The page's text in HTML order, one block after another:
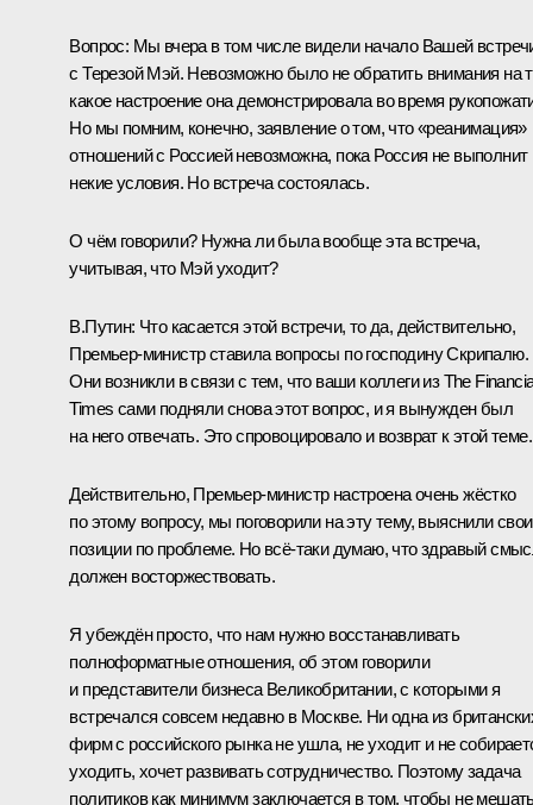
Вопрос: Мы вчера в том числе видели начало Вашей
сТерезой Мэй. Невозможно было не обратить внимания на
какое настроение она демонстрировала во время
Но мы помним, конечно, заявление о том, что «реанимация»
отношений с Россией невозможна, пока Россия не выполнит
некие условия. Но встреча состоялась.
О чём говорили? Нужна ли была вообще эта встреча,
учитывая, что Мэй уходит?
В.Путин: Что касается этой встречи, то да, действительно,
Премьер‑министр ставила вопросы по господину Скрипалю.
Они возникли в связи с тем, что ваши коллеги из The
Times сами подняли снова этот вопрос, и я вынужден был
на него отвечать. Это спровоцировало и возврат к этой теме.
Действительно, Премьер‑министр настроена очень жёстко
по этому вопросу, мы поговорили на эту тему, выяснили свои
позиции по проблеме. Но всё‑таки думаю, что здравый
должен восторжествовать.
Я убеждён просто, что нам нужно восстанавливать
полноформатные отношения, об этом говорили
и представители бизнеса Великобритании, с которыми я
встречался совсем недавно в Москве. Ни одна из
фирм с российского рынка не ушла, не уходит и не
уходить, хочет развивать сотрудничество. Поэтому задача
политиков как минимум заключается в том, чтобы не